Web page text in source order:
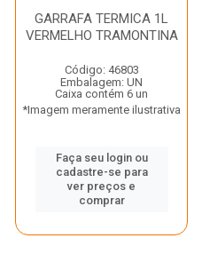
GARRAFA TERMICA 1L
VERMELHO TRAMONTINA
Código: 46803
Embalagem: UN
Caixa contém 6 un
*Imagem meramente ilustrativa
Faça seu login ou
cadastre-se para
ver preços e
comprar